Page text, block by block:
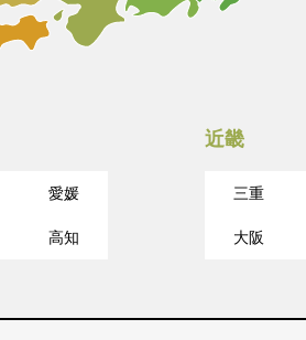
近畿
三重
大阪
愛媛
高知